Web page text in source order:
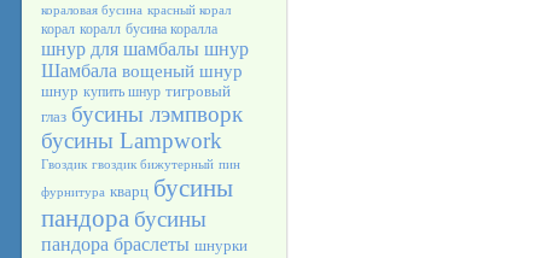
кораловая бусина красный корал
корал коралл бусина коралла
шнур для шамбалы шнур
Шамбала вощеный шнур
шнур купить шнур тигровый
глаз бусины лэмпворк
бусины Lampwork
Гвоздик гвоздик бижутерный пин
фурнитура кварц бусины
пандора бусины
пандора браслеты шнурки